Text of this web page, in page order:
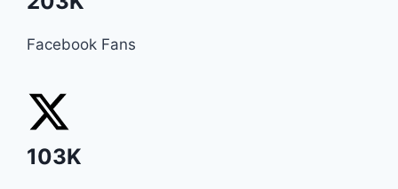
Facebook Fans
103K